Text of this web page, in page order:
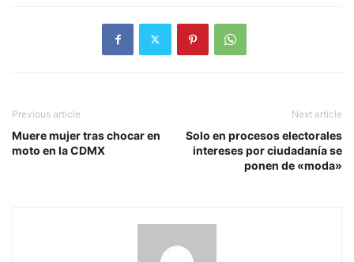
Previous article
Muere mujer tras chocar en
moto en la CDMX
Next article
Solo en procesos electorales
intereses por ciudadanía se
ponen de «moda»